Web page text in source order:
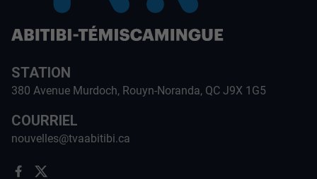
STATION
380 Avenue Murdoch, Rouyn-Noranda, QC J9X 1G5
COURRIEL
nouvelles@tvaabitibi.ca